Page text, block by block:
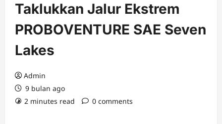
Taklukkan Jalur Ekstrem
PROBOVENTURE SAE Seven
Lakes
Admin
9 bulan ago
2 minutes read
0 comments